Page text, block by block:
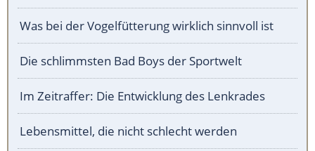
Was bei der Vogelfütterung wirklich sinnvoll ist
Die schlimmsten Bad Boys der Sportwelt
Im Zeitraffer: Die Entwicklung des Lenkrades
Lebensmittel, die nicht schlecht werden